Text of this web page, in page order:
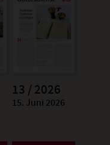
13 / 2026
:
15. Juni 2026